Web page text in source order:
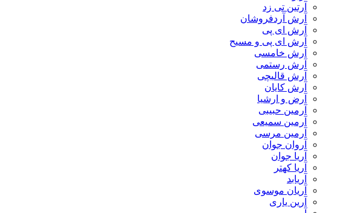
آرتین تی زد
آرش آردفروشان
آرش ای پی
آرش ای پی و مسیح
آرش خامسی
آرش رستمی
آرش قالیچی
آرش کایان
​آرض و ارشیا
آرمین حبیبی
آرمین سمیعی
آرمین مرسی
آروان جوان
آریا جوان
آریا کهتر
آریابد
آریان موسوی
آرین یاری